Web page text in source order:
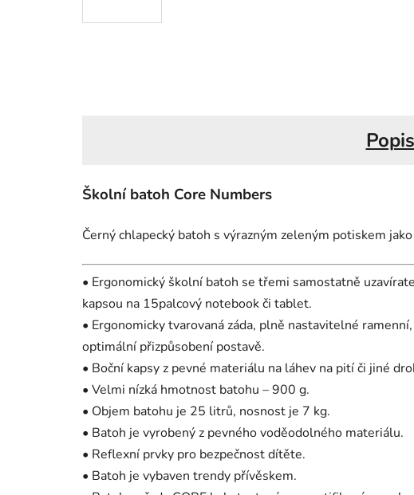
Popis
Školní batoh Core Numbers
Černý chlapecký batoh s výrazným zeleným potiskem
• Ergonomický školní batoh se třemi samostatně
kapsou na 15palcový notebook či tablet.
• Ergonomicky tvarovaná záda, plně nastavitelné
optimální přizpůsobení postavě.
• Boční kapsy z pevné materiálu na láhev na pití či jiné
• Velmi nízká hmotnost batohu – 900 g.
• Objem batohu je 25 litrů, nosnost je 7 kg.
• Batoh je vyrobený z pevného voděodolného materiálu.
• Reflexní prvky pro bezpečnost dítěte.
• Batoh je vybaven trendy přívěskem.